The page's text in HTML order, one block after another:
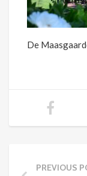
De
PREVIOUS